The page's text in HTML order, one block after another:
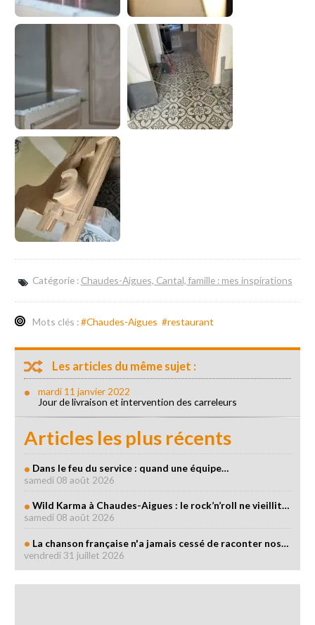
Catégorie : Chaudes-Aigues, Cantal, famille : mes inspirations
Mots clés :#Chaudes-Aigues #restaurant
Les articles du même sujet :
mardi 11 janvier 2022
Jour de livraison et intervention des carreleurs
Articles les plus récents
Dans le feu du service : quand une équipe…
samedi 08 août 2026
Wild Karma à Chaudes-Aigues : le rock’n’roll ne vieillit…
samedi 08 août 2026
La chanson française n'a jamais cessé de raconter nos…
vendredi 31 juillet 2026